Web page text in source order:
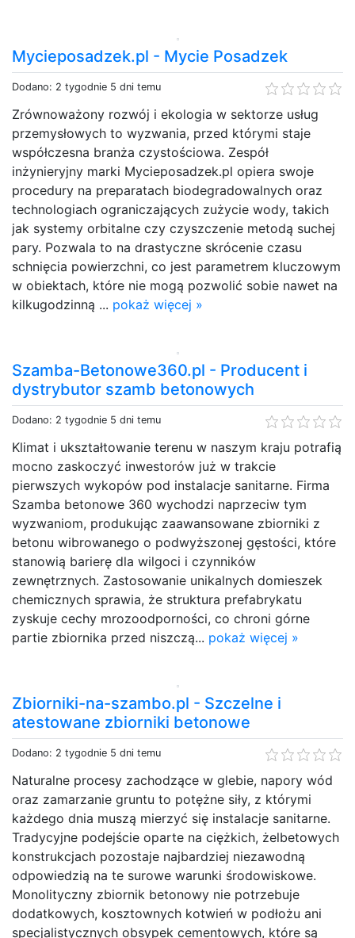
Mycieposadzek.pl - Mycie Posadzek
Dodano: 2 tygodnie 5 dni temu
Zrównoważony rozwój i ekologia w sektorze usług
przemysłowych to wyzwania, przed którymi staje
współczesna branża czystościowa. Zespół
inżynieryjny marki Mycieposadzek.pl opiera swoje
procedury na preparatach biodegradowalnych oraz
technologiach ograniczających zużycie wody, takich
jak systemy orbitalne czy czyszczenie metodą suchej
pary. Pozwala to na drastyczne skrócenie czasu
schnięcia powierzchni, co jest parametrem kluczowym
w obiektach, które nie mogą pozwolić sobie nawet na
kilkugodzinną ... pokaż więcej »
Szamba-Betonowe360.pl - Producent i
dystrybutor szamb betonowych
Dodano: 2 tygodnie 5 dni temu
Klimat i ukształtowanie terenu w naszym kraju potrafią
mocno zaskoczyć inwestorów już w trakcie
pierwszych wykopów pod instalacje sanitarne. Firma
Szamba betonowe 360 wychodzi naprzeciw tym
wyzwaniom, produkując zaawansowane zbiorniki z
betonu wibrowanego o podwyższonej gęstości, które
stanowią barierę dla wilgoci i czynników
zewnętrznych. Zastosowanie unikalnych domieszek
chemicznych sprawia, że struktura prefabrykatu
zyskuje cechy mrozoodporności, co chroni górne
partie zbiornika przed niszczą... pokaż więcej »
Zbiorniki-na-szambo.pl - Szczelne i
atestowane zbiorniki betonowe
Dodano: 2 tygodnie 5 dni temu
Naturalne procesy zachodzące w glebie, napory wód
oraz zamarzanie gruntu to potężne siły, z którymi
każdego dnia muszą mierzyć się instalacje sanitarne.
Tradycyjne podejście oparte na ciężkich, żelbetowych
konstrukcjach pozostaje najbardziej niezawodną
odpowiedzią na te surowe warunki środowiskowe.
Monolityczny zbiornik betonowy nie potrzebuje
dodatkowych, kosztownych kotwień w podłożu ani
specjalistycznych obsypek cementowych, które są